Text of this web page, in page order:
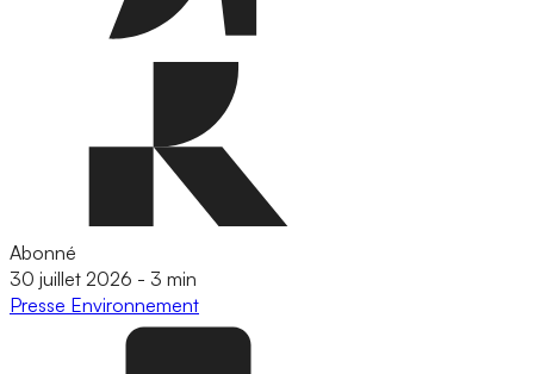
Abonné
30 juillet 2026 - 3 min
Presse Environnement